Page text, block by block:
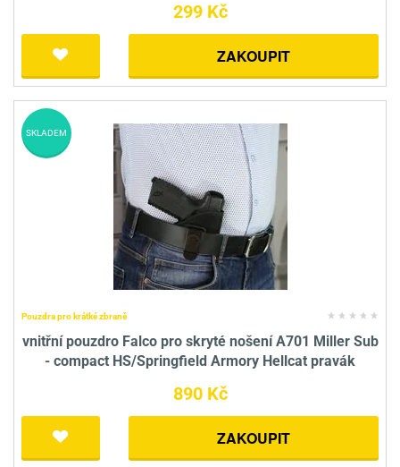
299 Kč
ZAKOUPIT
Pouzdra pro krátké zbraně
vnitřní pouzdro Falco pro skryté nošení A701 Miller Sub
- compact HS/Springfield Armory Hellcat pravák
890 Kč
ZAKOUPIT
SKLADEM